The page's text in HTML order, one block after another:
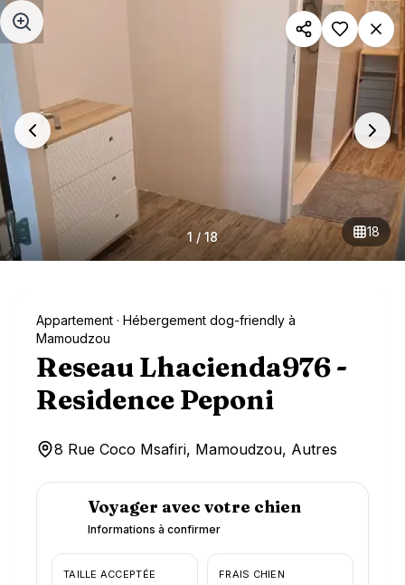
Aller au contenu principal
1 / 18 18
Appartement · Hébergement dog-friendly à
Mamoudzou
Reseau Lhacienda976 -
Residence Peponi
8 Rue Coco Msafiri, Mamoudzou, Autres
Voyager avec votre chien
Informations à confirmer
TAILLE ACCEPTÉE FRAIS CHIEN